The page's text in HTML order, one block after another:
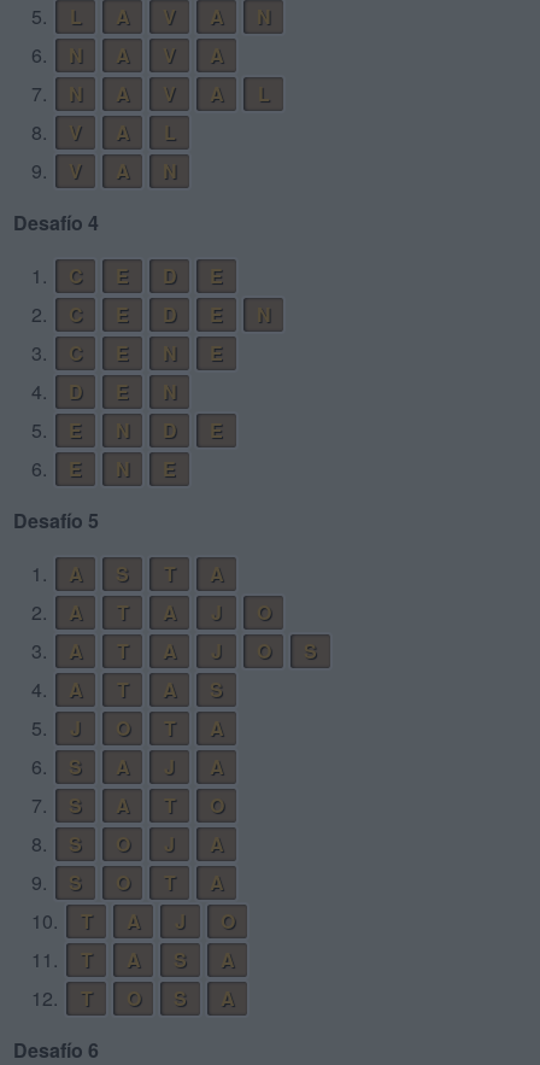
5.
L A V A
N
6.
N A V
A
7.
N A V A
L
8.
V A
L
9.
V A
N
Desafío 4
1.
C E D
E
2.
C E D E
N
3.
C E N
E
4.
D E
N
5.
E N D
E
6.
E N
E
Desafío 5
1.
A S T
A
2.
A T A J
O
3.
A T A J O
S
4.
A T A
S
5.
J O T
A
6.
S A J
A
7.
S A T
O
8.
S O J
A
9.
S O T
A
10.
T A J
O
11.
T A S
A
12.
T O S
A
Desafío 6